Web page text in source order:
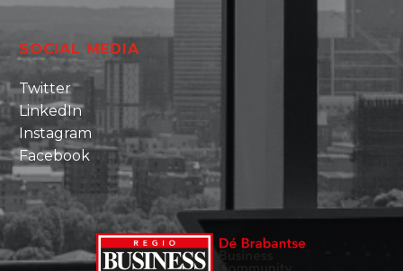
SOCIAL MEDIA
Twitter
LinkedIn
Instagram
Facebook